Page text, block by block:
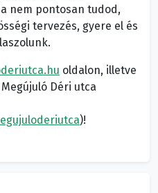
nem pontosan tudod,
tervezés, gyere el és
oldalon, illetve
Déri utca
)!